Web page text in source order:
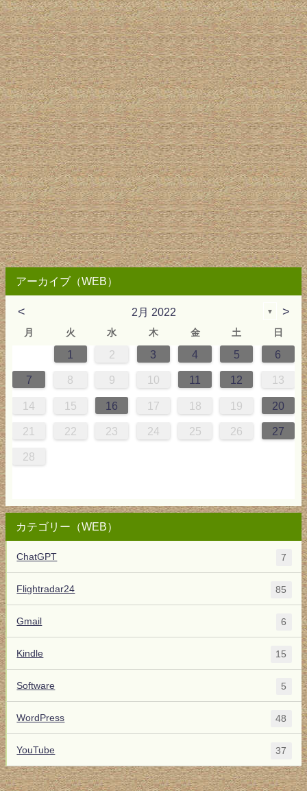
アーカイブ（WEB）
< 2月 2022 ▼ >
月 火 水 木 金 土 日
1 2 3 4 5 6
7 8 9 10 11 12 13
14 15 16 17 18 19 20
21 22 23 24 25 26 27
28
カテゴリー（WEB）
ChatGPT 7
Flightradar24 85
Gmail 6
Kindle 15
Software 5
WordPress 48
YouTube 37